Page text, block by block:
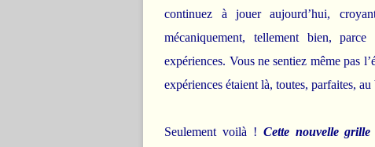
continuez à jouer aujourd’hui,
mécaniquement, tellement bien,
expériences. Vous ne sentiez même pas
expériences étaient là, toutes, parfaites,
Seulement voilà ! Cette nouvelle